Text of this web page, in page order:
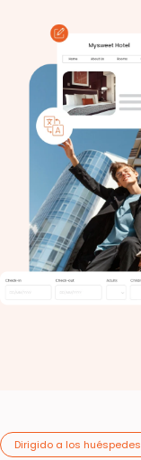
Dirigido a los huéspedes